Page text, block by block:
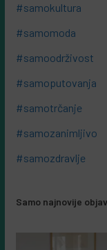
#samokultura
#samomoda
#samoodrživost
#samoputovanja
#samotrčanje
#samozanimljivo
#samozdravlje
Samo najnovije